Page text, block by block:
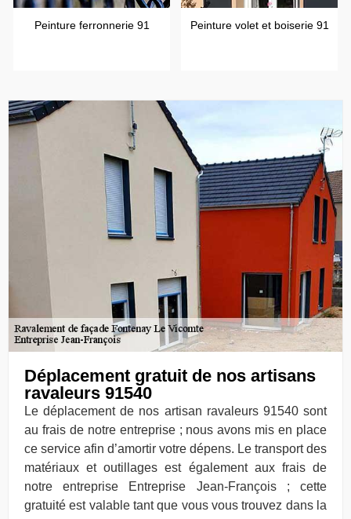
Peinture ferronnerie 91 Peinture volet et boiserie 91
Déplacement gratuit de nos artisans
ravaleurs 91540
Le déplacement de nos artisan ravaleurs 91540 sont
au frais de notre entreprise ; nous avons mis en place
ce service afin d’amortir votre dépens. Le transport des
matériaux et outillages est également aux frais de
notre entreprise Entreprise Jean-François ; cette
gratuité est valable tant que vous vous trouvez dans la